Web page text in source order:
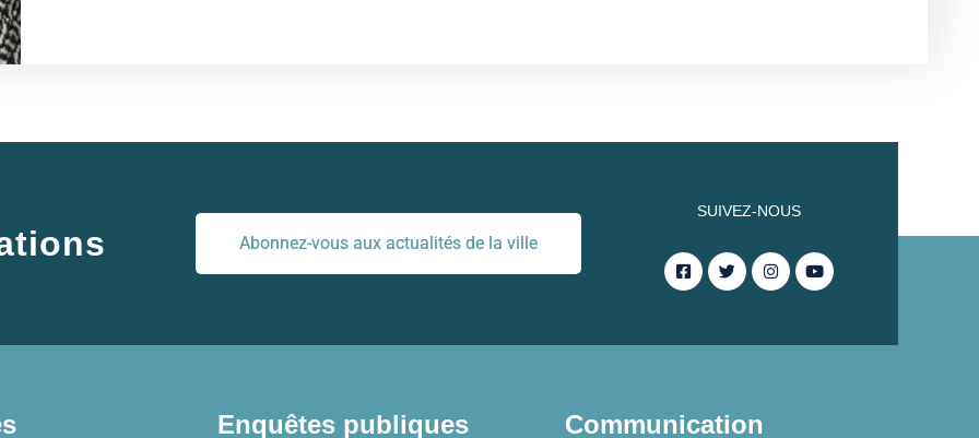
Abonnez-vous aux actualités de la ville
SUIVEZ-NOUS
Enquêtes publiques Communication